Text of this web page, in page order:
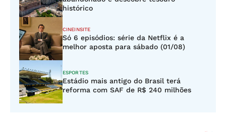
histórico
CINEINSITE
Só 6 episódios: série da Netflix é a
melhor aposta para sábado (01/08)
ESPORTES
Estádio mais antigo do Brasil terá
reforma com SAF de R$ 240 milhões